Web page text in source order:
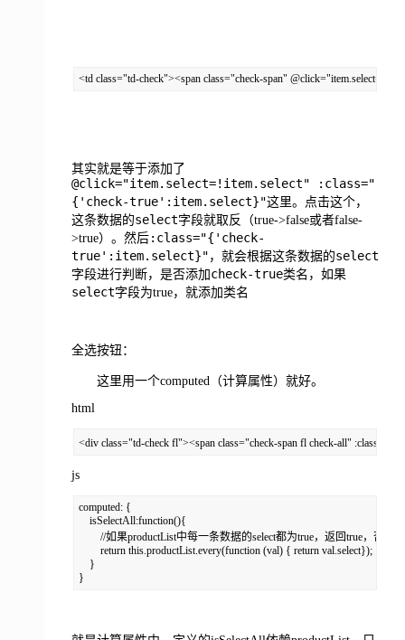
<td class="td-check"><span class="check-span"
其实就是等于添加了
@click="item.select=!item.select" :class="
{'check-true':item.select}"这里。点击这个，
这条数据的select字段就取反（true->false或者false-
>true）。然后:class="{'check-
true':item.select}" ，就会根据这条数据的select
字段进行判断，是否添加 check-true类名，如果
select字段为true，就添加类名
全选按钮：
这里用一个computed（计算属性）就好。
html
<div class="td-check fl"><span class="check-span fl check-all"
js
computed: {
isSelectAll:function(){
//如果productList中每一条数据的select都为true，返回true，否则返
return this.productList.every(function (val) { return val.select});
}
}